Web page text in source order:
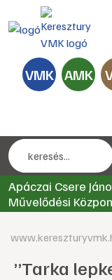
VMK AMK
Apáczai Csere
Művelődési
”Tarka